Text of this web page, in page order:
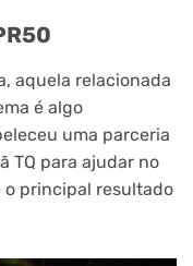
aquela relacionada
é algo
uma parceria
TQ para ajudar no
o principal resultado